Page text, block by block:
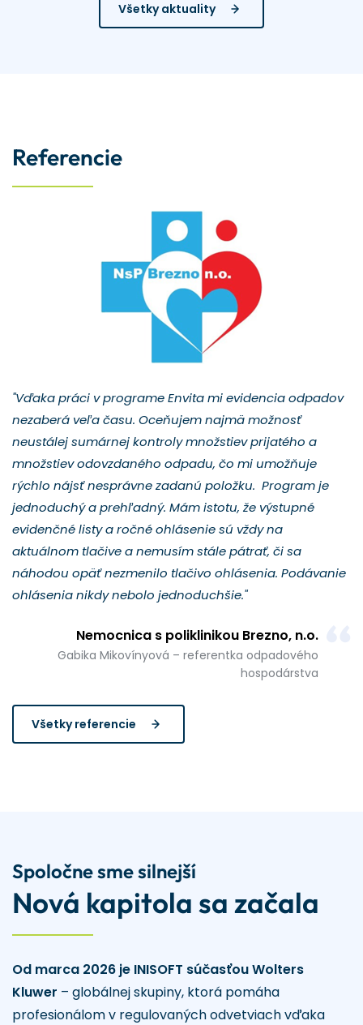
Všetky aktuality
Referencie
"Vďaka práci v programe Envita mi evidencia odpadov
nezaberá veľa času. Oceňujem najmä možnosť
neustálej sumárnej kontroly množstiev prijatého a
množstiev odovzdaného odpadu, čo mi umožňuje
rýchlo nájsť nesprávne zadanú položku. Program je
jednoduchý a prehľadný. Mám istotu, že výstupné
evidenčné listy a ročné ohlásenie sú vždy na
aktuálnom tlačive a nemusím stále pátrať, či sa
náhodou opäť nezmenilo tlačivo ohlásenia. Podávanie
ohlásenia nikdy nebolo jednoduchšie."
Nemocnica s poliklinikou Brezno, n.o.
Gabika Mikovínyová – referentka odpadového
hospodárstva
Všetky referencie
Spoločne sme silnejší
Nová kapitola sa začala
Od marca 2026 je INISOFT súčasťou Wolters
Kluwer – globálnej skupiny, ktorá pomáha
profesionálom v regulovaných odvetviach vďaka